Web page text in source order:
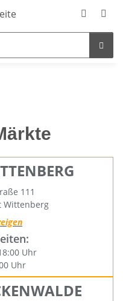
111
Wittenberg
Uhr
Uhr